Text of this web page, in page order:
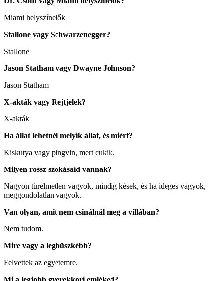
Miami helyszínelők
Stallone vagy Schwarzenegger?
Stallone
Jason Statham vagy Dwayne Johnson?
Jason Statham
X-akták vagy Rejtjelek?
X-akták
Ha állat lehetnél melyik állat, és miért?
Kiskutya vagy pingvin, mert cukik.
Milyen rossz szokásaid vannak?
Nagyon türelmetlen vagyok, mindig kések, és ha ideges vagyok,
meggondolatlan vagyok.
Van olyan, amit nem csinálnál meg a villában?
Nem tudom.
Mire vagy a legbüszkébb?
Felvettek az egyetemre.
Mi a legjobb gyerekkori emléked?